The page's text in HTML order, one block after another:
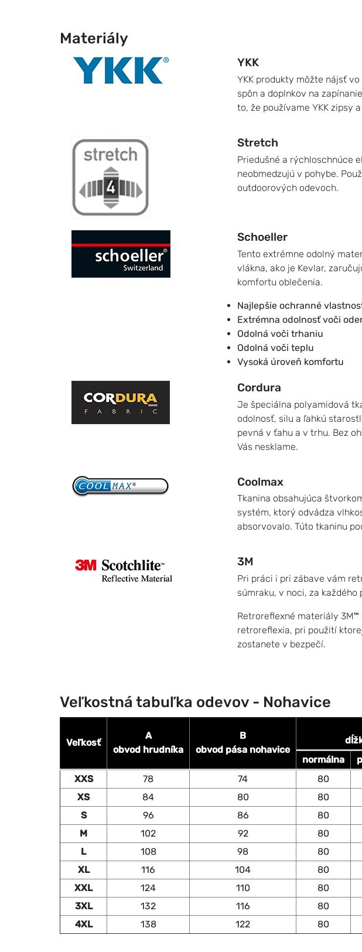
Materiály
YKK
YKK produkty môžte nájsť
spôn a doplnkov na
to, že používame YKK zipsy
Stretch
Priedušné a rýchloschnúce
neobmedzujú v pohybe.
outdoorových odevoch.
Schoeller
Tento extrémne odolný
vlákna, ako je Kevlar,
komfortu oblečenia.
Najlepšie ochranné
Extrémna odolnosť voči
Odolná voči trhaniu
Odolná voči teplu
Vysoká úroveň komfortu
Cordura
Je špeciálna polyamidová
odolnosť, silu a ľahkú
pevná v ťahu a v trhu. Bez
Vás nesklame.
Coolmax
Tkanina obsahujúca
systém, ktorý odvádza
absorvovalo. Túto tkaninu
3M
Pri práci i pri zábave vám
súmraku, v noci, za každého
Retroreflexné materiály
retroreflexia, pri použití
zostanete v bezpečí.
Veľkostná tabuľka odevov - Nohavice
Veľkosť
A
obvod hrudníka
B
obvod pása nohavice
normálna
XXS
78 74 80
XS
84 80 80
S
96 86 80
M
102 92 80
L
108 98 80
XL
116 104 80
XXL
124 110 80
3XL
132 116 80
4XL
138 122 80